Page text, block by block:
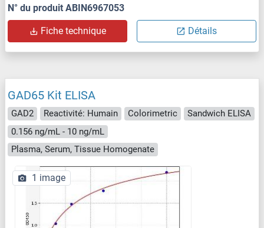
N° du produit ABIN6967053
Fiche technique Détails
GAD65 Kit ELISA
GAD2 Reactivité: Humain Colorimetric
Sandwich ELISA
0.156 ng/mL - 10 ng/mL
Plasma, Serum, Tissue Homogenate
1 image